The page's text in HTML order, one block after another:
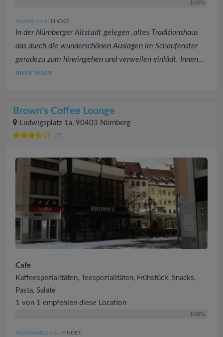
100%
MAJA88 (1378 ) FINDET:
In der Nürnberger Altstadt gelegen ,altes Traditionshaus
das durch die wunderschönen Auslagen im Schaufenster
geradezu zum hineingehen und verweilen einlädt. Innen...
mehr lesen
Brown's Coffee Lounge
Ludwigsplatz 1a, 90403 Nürnberg
(3)
Cafe
Kaffeespezialitäten, Teespezialitäten, Frühstück, Snacks,
Pasta, Salate
1 von 1 empfehlen diese Location
100%
MANOWAR02 (864 ) FINDET: